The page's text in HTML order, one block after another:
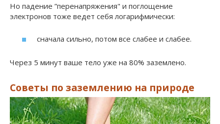
Но падение ”перенапряжения" и поглощение
электронов тоже ведет себя логарифмически:
сначала сильно, потом все слабее и слабее.
Через 5 минут ваше тело уже на 80% заземлено.
Советы по заземлению на природе